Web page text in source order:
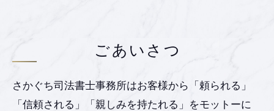
ごあいさつ
さかぐち司法書士事務所はお客様から「頼られる」
「信頼される」「親しみを持たれる」をモットーに